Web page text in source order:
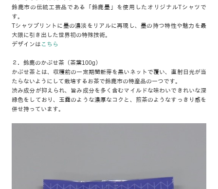
鈴鹿市の伝統工芸品である「鈴鹿墨」を使用したオリジナルTシャツで
す。
Tシャツプリントに墨の濃淡をリアルに再現し、墨の持つ特性や魅力を最
大限に引き出した世界初の特殊技術。
デザインは こちら
２．鈴鹿のかぶせ茶（茶葉100g）
かぶせ茶とは、収穫前の一定期間新芽を黒いネットで覆い、直射日光が当
たらないようにして栽培するお茶で鈴鹿市の特産品の一つです。
渋み成分が抑えられ、旨み成分を多く含むマイルドな味わいできれいな深
緑色をしており、玉露のような濃厚なコクと、煎茶のようなすっきり感を
併せ持っています。